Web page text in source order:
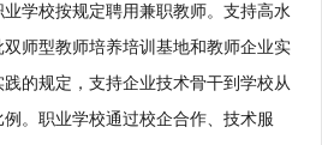
学校按规定聘用兼职教师。支持高水
师型教师培养培训基地和教师企业实
的规定，支持企业技术骨干到学校从
。职业学校通过校企合作、技术服